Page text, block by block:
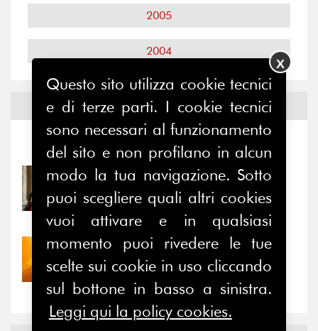
2005
2004
Notizie ed Eventi
Eventi
31/07/2026
Prima della pausa estiva,
il valore di...
30/07/2026
Nove anni dopo la
“grande cecità”: la...
Questo sito utilizza cookie tecnici
e di terze parti. I cookie tecnici
sono necessari al funzionamento
del sito e non profilano in alcun
modo la tua navigazione. Sotto
puoi scegliere quali altri cookies
vuoi attivare e in qualsiasi
momento puoi rivedere le tue
scelte sui cookie in uso cliccando
sul bottone in basso a sinistra.
Leggi qui la policy cookies.
X